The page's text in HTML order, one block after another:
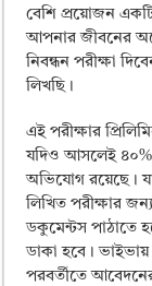
বেশি প্রয়োজন
আপনার জীবনের
নিবন্ধন পরীক্ষা
লিখছি।
এই পরীক্ষার
যদিও আসলেই ৪০%
অভিযোগ রয়েছে। যা
লিখিত পরীক্ষার
ডকুমেন্টস পাঠাতে
ডাকা হবে।
পরবর্তীতে